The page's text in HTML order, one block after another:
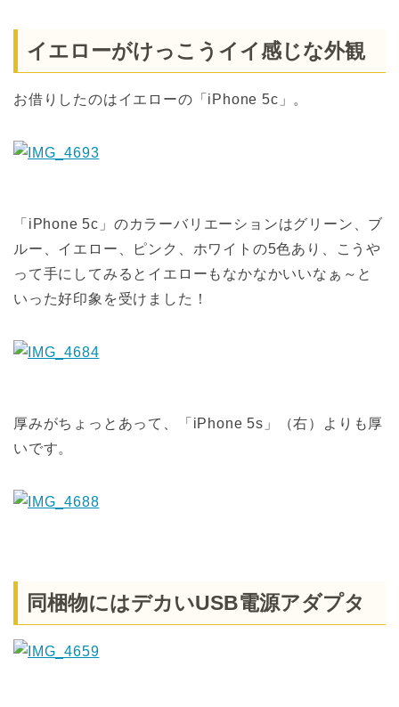
イエローがけっこうイイ感じな外観
お借りしたのはイエローの「iPhone 5c」。
「iPhone 5c」のカラーバリエーションはグリーン、ブ
ルー、イエロー、ピンク、ホワイトの5色あり、こうや
って手にしてみるとイエローもなかなかいいなぁ～と
いった好印象を受けました！
厚みがちょっとあって、「iPhone 5s」（右）よりも厚
いです。
同梱物にはデカいUSB電源アダプタ